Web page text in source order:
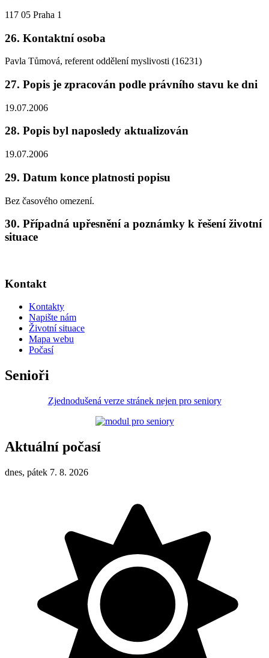
117 05 Praha 1
26. Kontaktní osoba
Pavla Tůmová, referent oddělení myslivosti (16231)
27. Popis je zpracován podle právního stavu ke dni
19.07.2006
28. Popis byl naposledy aktualizován
19.07.2006
29. Datum konce platnosti popisu
Bez časového omezení.
30. Případná upřesnění a poznámky k řešení životní
situace
Kontakt
Kontakty
Napište nám
Životní situace
Mapa webu
Počasí
Senioři
Zjednodušená verze stránek nejen pro seniory
Aktuální počasí
dnes, pátek 7. 8. 2026